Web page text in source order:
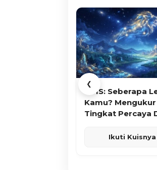
❮
KUIS: Seberapa
Kamu? Mengukur
Tingkat Percaya
Ikuti